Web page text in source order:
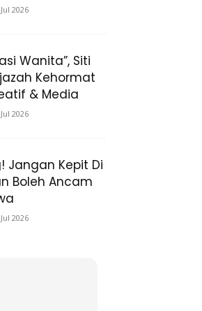
2026
Wanita”, Siti
Kehormat
& Media
2026
Jangan Kepit Di
Boleh Ancam
2026